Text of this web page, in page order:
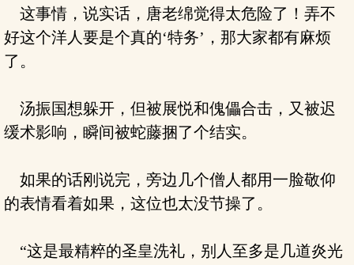
这事情，说实话，唐老绵觉得太危险了！弄不
好这个洋人要是个真的‘特务’，那大家都有麻烦
了。
汤振国想躲开，但被展悦和傀儡合击，又被迟
缓术影响，瞬间被蛇藤捆了个结实。
如果的话刚说完，旁边几个僧人都用一脸敬仰
的表情看着如果，这位也太没节操了。
“这是最精粹的圣皇洗礼，别人至多是几道炎光